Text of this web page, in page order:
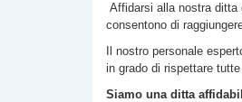
Affidarsi alla nostra ditta
consentono di
Il nostro personale
in grado di rispettare
Siamo una ditta